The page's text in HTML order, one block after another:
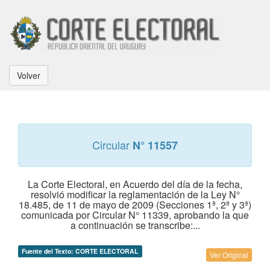
Volver
Circular N° 11557
La Corte Electoral, en Acuerdo del día de la fecha,
resolvió modificar la reglamentación de la Ley N°
18.485, de 11 de mayo de 2009 (Secciones 1ª, 2ª y 3ª)
comunicada por Circular N° 11339, aprobando la que
a continuación se transcribe:...
Fuente del Texto: CORTE ELECTORAL Ver Original